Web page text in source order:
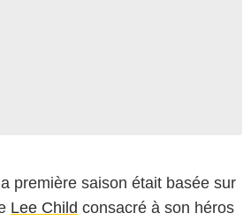
première saison était basée sur
Lee Child consacré à son héros